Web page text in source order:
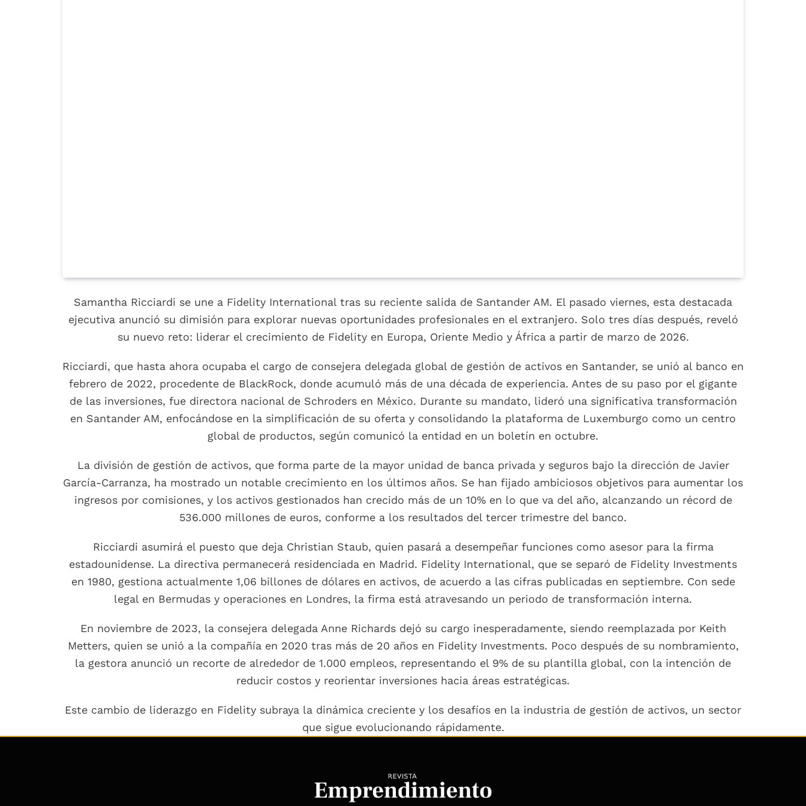
Samantha Ricciardi se une a Fidelity International tras su reciente salida de Santander AM. El pasado viernes, esta destacada
ejecutiva anunció su dimisión para explorar nuevas oportunidades profesionales en el extranjero. Solo tres días después, reveló
su nuevo reto: liderar el crecimiento de Fidelity en Europa, Oriente Medio y África a partir de marzo de 2026.
Ricciardi, que hasta ahora ocupaba el cargo de consejera delegada global de gestión de activos en Santander, se unió al banco en
febrero de 2022, procedente de BlackRock, donde acumuló más de una década de experiencia. Antes de su paso por el gigante
de las inversiones, fue directora nacional de Schroders en México. Durante su mandato, lideró una significativa transformación
en Santander AM, enfocándose en la simplificación de su oferta y consolidando la plataforma de Luxemburgo como un centro
global de productos, según comunicó la entidad en un boletín en octubre.
La división de gestión de activos, que forma parte de la mayor unidad de banca privada y seguros bajo la dirección de Javier
García-Carranza, ha mostrado un notable crecimiento en los últimos años. Se han fijado ambiciosos objetivos para aumentar los
ingresos por comisiones, y los activos gestionados han crecido más de un 10% en lo que va del año, alcanzando un récord de
536.000 millones de euros, conforme a los resultados del tercer trimestre del banco.
Ricciardi asumirá el puesto que deja Christian Staub, quien pasará a desempeñar funciones como asesor para la firma
estadounidense. La directiva permanecerá residenciada en Madrid. Fidelity International, que se separó de Fidelity Investments
en 1980, gestiona actualmente 1,06 billones de dólares en activos, de acuerdo a las cifras publicadas en septiembre. Con sede
legal en Bermudas y operaciones en Londres, la firma está atravesando un periodo de transformación interna.
En noviembre de 2023, la consejera delegada Anne Richards dejó su cargo inesperadamente, siendo reemplazada por Keith
Metters, quien se unió a la compañía en 2020 tras más de 20 años en Fidelity Investments. Poco después de su nombramiento,
la gestora anunció un recorte de alrededor de 1.000 empleos, representando el 9% de su plantilla global, con la intención de
reducir costos y reorientar inversiones hacia áreas estratégicas.
Este cambio de liderazgo en Fidelity subraya la dinámica creciente y los desafíos en la industria de gestión de activos, un sector
que sigue evolucionando rápidamente.